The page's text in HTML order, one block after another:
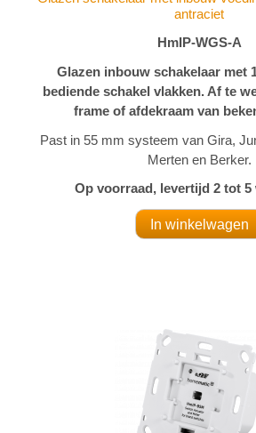
antraciet
HmIP-WGS-A
Glazen inbouw schakelaar met
bediende schakel vlakken. Af te
frame of afdekraam van
Past in 55 mm systeem van Gira,
Merten en Berker.
Op voorraad, levertijd 2 tot 5